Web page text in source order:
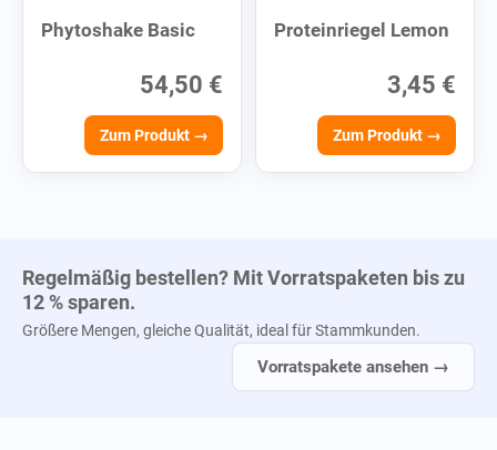
Phytoshake Basic
54,50 €
Zum Produkt →
Proteinriegel Lemon
3,45 €
Zum Produkt →
Regelmäßig bestellen? Mit Vorratspaketen bis zu
12 % sparen.
Größere Mengen, gleiche Qualität, ideal für Stammkunden.
Vorratspakete ansehen →